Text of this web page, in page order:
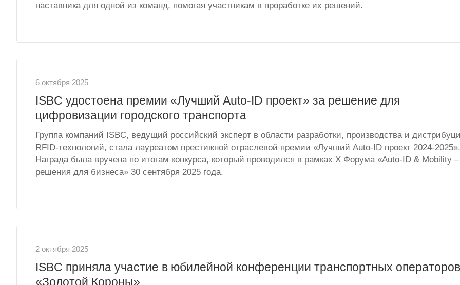
наставника для одной из команд, помогая участникам в проработке их решений.
6 октября 2025
ISBC удостоена премии «Лучший Auto-ID проект» за решение для
цифровизации городского транспорта
Группа компаний ISBC, ведущий российский эксперт в области разработки, производства и
RFID-технологий, стала лауреатом престижной отраслевой премии «Лучший Auto-ID проект 2024-2025».
Награда была вручена по итогам конкурса, который проводился в рамках X Форума «Auto-ID & Mobility –
решения для бизнеса» 30 сентября 2025 года.
2 октября 2025
ISBC приняла участие в юбилейной конференции транспортных операторов
«Золотой Короны»